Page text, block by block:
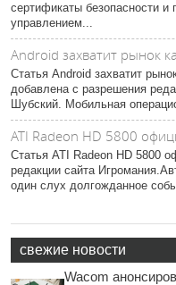
сертификаты безопасности и
управлением...
Android захватит рынок
Статья Android захватит
добавлена с разрешения
Шубский. Мобильная
ATI Radeon HD 5800
Статья ATI Radeon HD 5800
редакции сайта
один слух долгожданное
свежие новости
Wacom